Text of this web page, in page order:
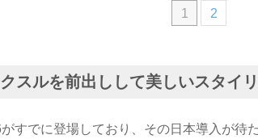
1 2
スルを前出しして美しいスタイ
すでに登場しており、その日本導入が待